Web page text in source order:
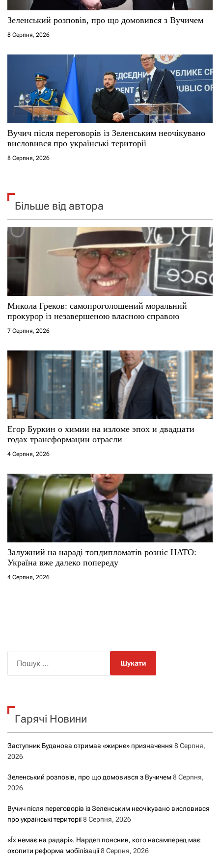
Зеленський розповів, про що домовився з Вучичем
8 Серпня, 2026
Вучич після переговорів із Зеленським неочікувано
висловився про українські території
8 Серпня, 2026
Більше від автора
Микола Греков: самопроголошений моральний
прокурор із незавершеною власною справою
7 Серпня, 2026
Егор Буркин о химии на изломе эпох и двадцати
годах трансформации отрасли
4 Серпня, 2026
Залужний на нараді топдипломатів розніс НАТО:
Україна вже далеко попереду
4 Серпня, 2026
к
Гарячі Новини
Заступник Буданова отримав «жирне» призначення 8 Серпня,
2026
Зеленський розповів, про що домовився з Вучичем8 Серпня,
2026
Вучич після переговорів із Зеленським неочікувано висловився
про українські території8 Серпня, 2026
«Їх немає на радарі». Нардеп пояснив, кого насамперед має
охопити реформа мобілізації8 Серпня, 2026